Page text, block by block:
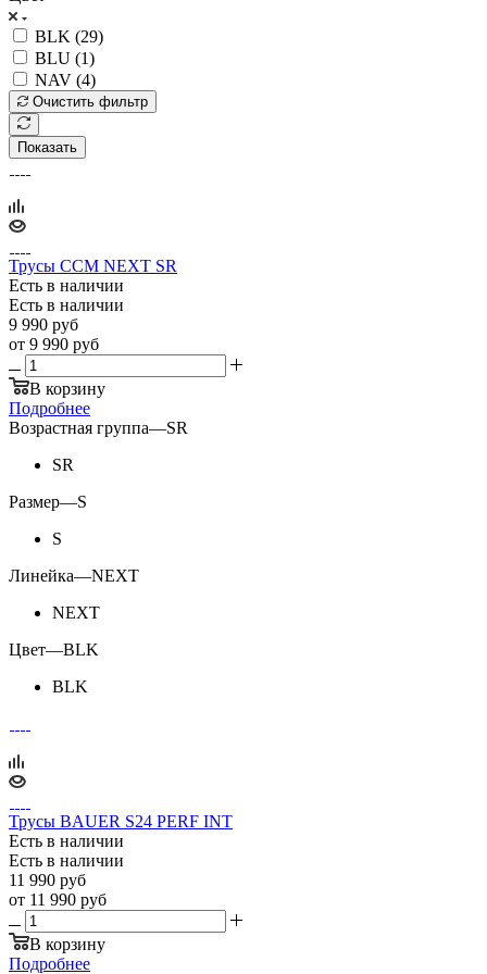
BLK (29)
BLU (1)
NAV (4)
Очистить фильтр
Показать
Трусы CCM NEXT SR
Есть в наличии
Есть в наличии
9 990 руб
от 9 990 руб
В корзину
Подробнее
Возрастная группа—SR
SR
Размер—S
S
Линейка—NEXT
NEXT
Цвет—BLK
BLK
Трусы BAUER S24 PERF INT
Есть в наличии
Есть в наличии
11 990 руб
от 11 990 руб
В корзину
Подробнее